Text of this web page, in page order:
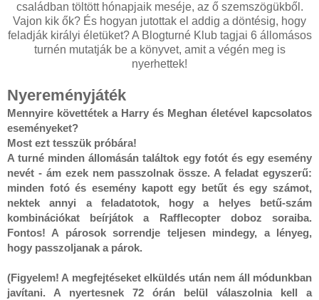
családban töltött hónapjaik meséje, az ő szemszögükből.
Vajon kik ők? És hogyan jutottak el addig a döntésig, hogy
feladják királyi életüket? A Blogturné Klub tagjai 6 állomásos
turnén mutatják be a könyvet, amit a végén meg is
nyerhettek!
Nyereményjáték
Mennyire követtétek a Harry és Meghan életével kapcsolatos
eseményeket?
Most ezt tesszük próbára!
A turné minden állomásán találtok egy fotót és egy esemény
nevét - ám ezek nem passzolnak össze. A feladat egyszerű:
minden fotó és esemény kapott egy betűt és egy számot,
nektek annyi a feladatotok, hogy a helyes betű-szám
kombinációkat beírjátok a Rafflecopter doboz soraiba.
Fontos! A párosok sorrendje teljesen mindegy, a lényeg,
hogy passzoljanak a párok.
(Figyelem! A megfejtéseket elküldés után nem áll módunkban
javítani. A nyertesnek 72 órán belül válaszolnia kell a